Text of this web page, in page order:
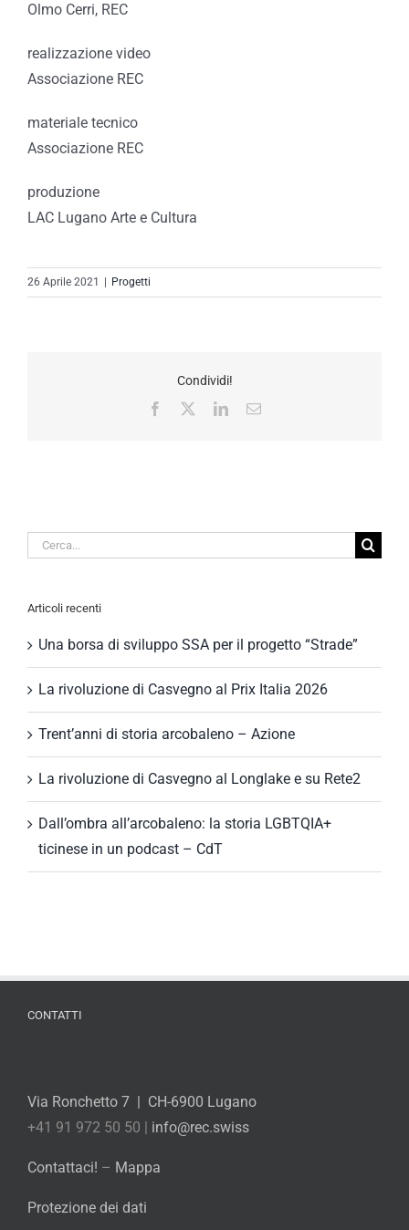
Olmo Cerri, REC
realizzazione video
Associazione REC
materiale tecnico
Associazione REC
produzione
LAC Lugano Arte e Cultura
26 Aprile 2021 Progetti
Condividi!
Facebook
LinkedInEmail
Cerca
Articoli recenti
Una borsa di sviluppo SSA per il progetto “Strade”
La rivoluzione di Casvegno al Prix Italia 2026
Trent’anni di storia arcobaleno – Azione
La rivoluzione di Casvegno al Longlake e su Rete2
Dall’ombra all’arcobaleno: la storia LGBTQIA+
ticinese in un podcast – CdT
CONTATTI
Via Ronchetto 7 | CH-6900 Lugano
+41 91 972 50 50 | info@rec.swiss
Contattaci! – Mappa
Protezione dei dati